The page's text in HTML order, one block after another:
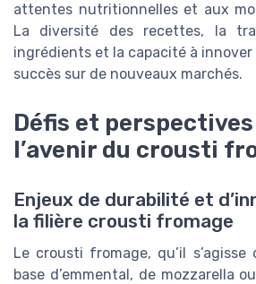
attentes nutritionnelles et aux
La diversité des recettes, la
ingrédients et la capacité à innover
succès sur de nouveaux marchés.
Défis et
l’avenir du crousti
Enjeux de durabilité et
la filière crousti fromage
Le crousti fromage, qu’il
base d’emmental, de mozzarella